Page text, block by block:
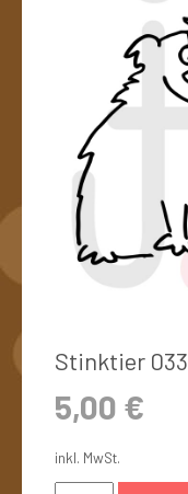
Stinktier 033
5,00 €
inkl. MwSt.